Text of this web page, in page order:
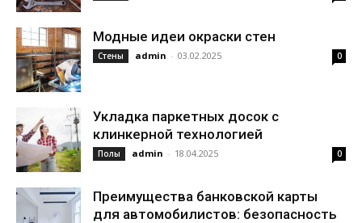
Модные идеи окраски стен
Стены admin - 03.02.2025 0
Укладка паркетных досок с
клинкерной технологией
Полы admin - 18.04.2025 0
Преимущества банковской карты
для автомобилистов: безопасность